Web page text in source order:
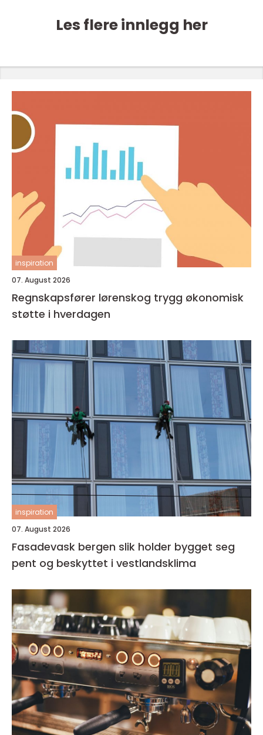
Les flere innlegg her
inspiration
07. August 2026
Regnskapsfører lørenskog trygg økonomisk
støtte i hverdagen
inspiration
07. August 2026
Fasadevask bergen slik holder bygget seg
pent og beskyttet i vestlandsklima